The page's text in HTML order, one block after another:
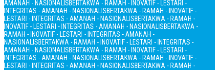
AMANAH - NASIONALISBERTAKWA - RAMAH - INOVATIF - LESTARI -
INTEGRITAS - AMANAH - NASIONALISBERTAKWA - RAMAH - INOVATIF -
LESTARI - INTEGRITAS - AMANAH - NASIONALISBERTAKWA - RAMAH -
INOVATIF - LESTARI - INTEGRITAS - AMANAH - NASIONALISBERTAKWA -
RAMAH - INOVATIF - LESTARI - INTEGRITAS - AMANAH -
NASIONALISBERTAKWA - RAMAH - INOVATIF - LESTARI - INTEGRITAS -
AMANAH - NASIONALISBERTAKWA - RAMAH - INOVATIF - LESTARI -
INTEGRITAS - AMANAH - NASIONALISBERTAKWA - RAMAH - INOVATIF -
LESTARI - INTEGRITAS - AMANAH - NASIONALISBERTAKWA - RAMAH -